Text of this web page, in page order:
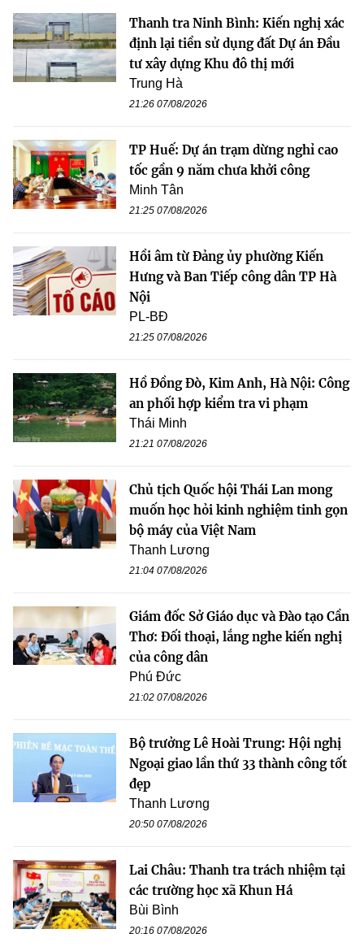
Thanh tra Ninh Bình: Kiến nghị xác
định lại tiền sử dụng đất Dự án Đầu
tư xây dựng Khu đô thị mới
Trung Hà
21:26 07/08/2026
TP Huế: Dự án trạm dừng nghỉ cao
tốc gần 9 năm chưa khởi công
Minh Tân
21:25 07/08/2026
Hồi âm từ Đảng ủy phường Kiến
Hưng và Ban Tiếp công dân TP Hà
Nội
PL-BĐ
21:25 07/08/2026
Hồ Đồng Đò, Kim Anh, Hà Nội: Công
an phối hợp kiểm tra vi phạm
Thái Minh
21:21 07/08/2026
Chủ tịch Quốc hội Thái Lan mong
muốn học hỏi kinh nghiệm tinh gọn
bộ máy của Việt Nam
Thanh Lương
21:04 07/08/2026
Giám đốc Sở Giáo dục và Đào tạo Cần
Thơ: Đối thoại, lắng nghe kiến nghị
của công dân
Phú Đức
21:02 07/08/2026
Bộ trưởng Lê Hoài Trung: Hội nghị
Ngoại giao lần thứ 33 thành công tốt
đẹp
Thanh Lương
20:50 07/08/2026
Lai Châu: Thanh tra trách nhiệm tại
các trường học xã Khun Há
Bùi Bình
20:16 07/08/2026